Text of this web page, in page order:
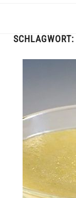
SCHLAGWORT: